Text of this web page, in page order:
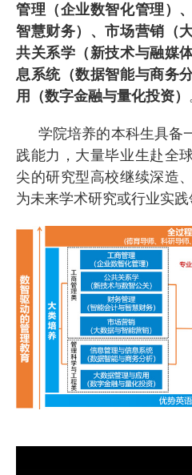
管理（企业数智化管理）
智慧财务）、市场营销（
共关系学（新技术与融媒
息系统（数据智能与商务
用（数字金融与量化投资）
学院培养的本科生具备
践能力，大量毕业生赴全
尖的研究型高校继续深造
为未来学术研究或行业实践